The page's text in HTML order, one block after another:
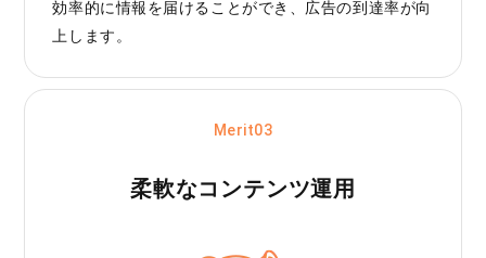
効率的に情報を届けることができ、広告の到達率が向
上します。
Merit03
柔軟なコンテンツ運用